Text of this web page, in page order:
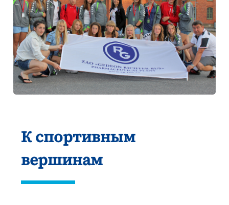
К спортивным
вершинам